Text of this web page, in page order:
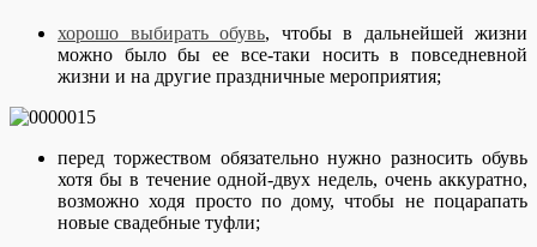
хорошо выбирать обувь, чтобы в дальнейшей жизни
можно было бы ее все-таки носить в повседневной
жизни и на другие праздничные мероприятия;
перед торжеством обязательно нужно разносить обувь
хотя бы в течение одной-двух недель, очень аккуратно,
возможно ходя просто по дому, чтобы не поцарапать
новые свадебные туфли;